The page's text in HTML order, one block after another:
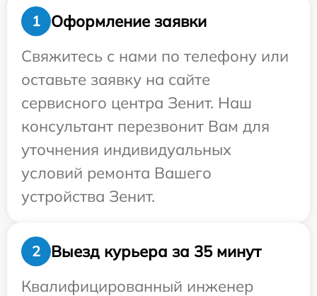
1
Оформление заявки
Свяжитесь с нами по телефону или
оставьте заявку на сайте
сервисного центра Зенит. Наш
консультант перезвонит Вам для
уточнения индивидуальных
условий ремонта Вашего
устройства Зенит.
2
Выезд курьера за 35 минут
Квалифицированный инженер